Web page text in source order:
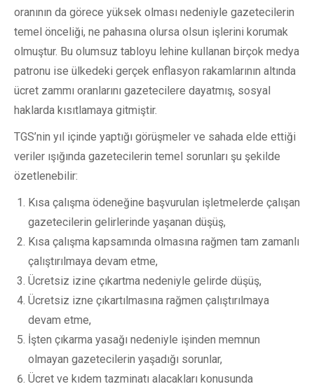
oranının da görece yüksek olması nedeniyle gazetecilerin
temel önceliği, ne pahasına olursa olsun işlerini korumak
olmuştur. Bu olumsuz tabloyu lehine kullanan birçok medya
patronu ise ülkedeki gerçek enflasyon rakamlarının altında
ücret zammı oranlarını gazetecilere dayatmış, sosyal
haklarda kısıtlamaya gitmiştir.
TGS’nin yıl içinde yaptığı görüşmeler ve sahada elde ettiği
veriler ışığında gazetecilerin temel sorunları şu şekilde
özetlenebilir:
Kısa çalışma ödeneğine başvurulan işletmelerde çalışan
gazetecilerin gelirlerinde yaşanan düşüş,
Kısa çalışma kapsamında olmasına rağmen tam zamanlı
çalıştırılmaya devam etme,
Ücretsiz izine çıkartma nedeniyle gelirde düşüş,
Ücretsiz izne çıkartılmasına rağmen çalıştırılmaya
devam etme,
İşten çıkarma yasağı nedeniyle işinden memnun
olmayan gazetecilerin yaşadığı sorunlar,
Ücret ve kıdem tazminatı alacakları konusunda